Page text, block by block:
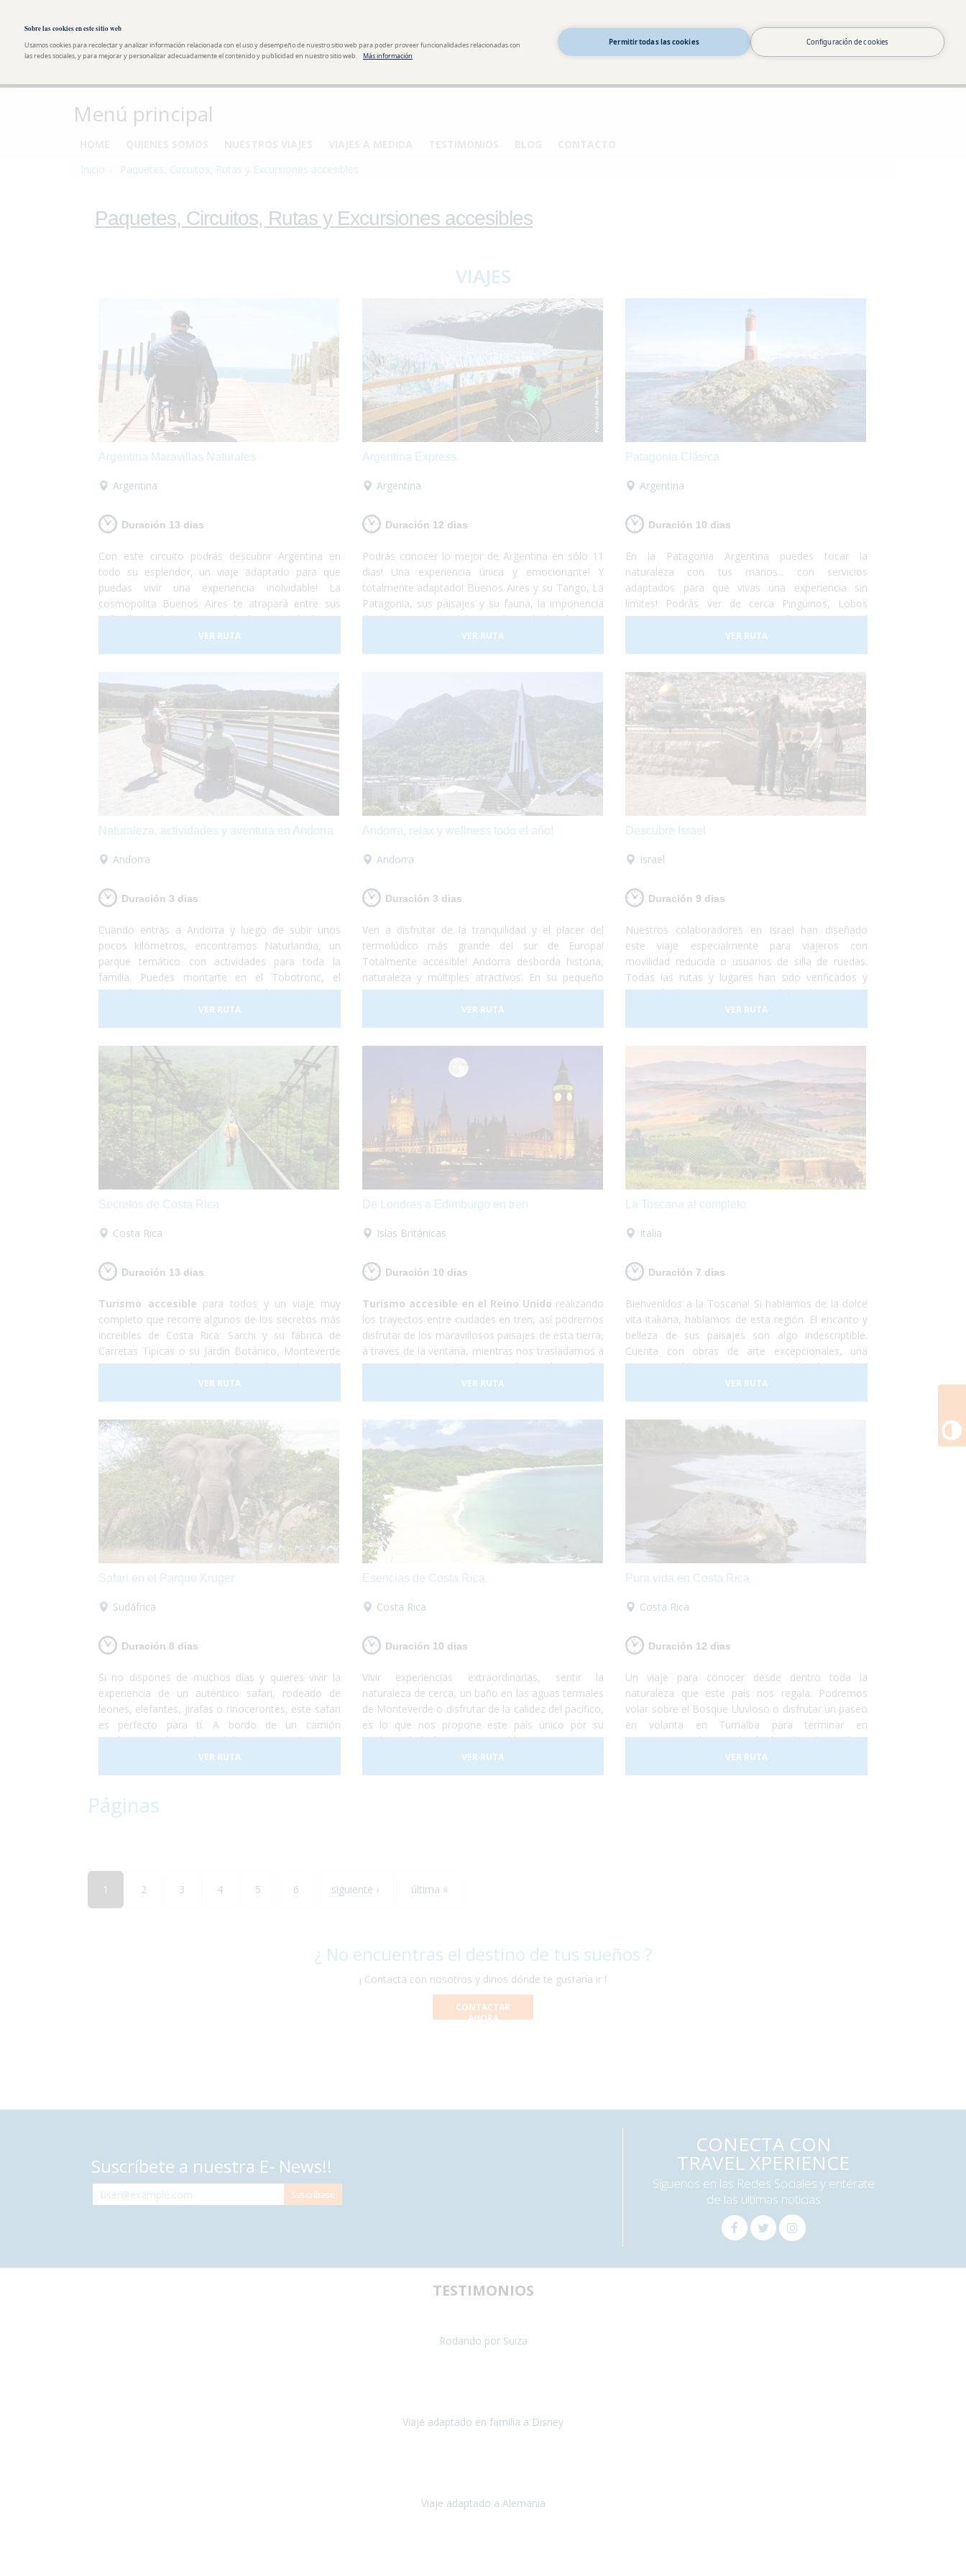
Sobre las cookies en este sitio web
Usamos cookies para recolectar y analizar información relacionada con el uso y desempeño de nuestro sitio web para poder proveer funcionalidades relacionadas con
las redes sociales, y para mejorar y personalizar adecuadamente el contenido y publicidad en nuestro sitio web.
Más información
Permitir todas las cookies Configuración de cookies
Menú principal
Inicio
Paquetes, Circuitos, Rutas y Excursiones accesibles
Paquetes, Circuitos, Rutas y Excursiones accesibles
VIAJES
Argentina Maravillas Naturales
Argentina
Duración 13 dias
Con este circuito podrás descubrir Argentina en
todo su esplendor, un viaje adaptado para que
puedas vivir una experiencia inolvidable! La
cosmopolita Buenos Aires te atrapará entre sus
calles llenas de historia y tradición, te quedarás con
la boca abierta contemplando la imponencia del
Glaciar Perito Moreno, te emocionarás al sentir la
disfrutar de la espectacularidad de las Cataratas del
Iguazú... Te animas? Turismo accesible con todas
las garantías!
VER RUTA
Argentina Express
Argentina
Duración 12 dias
Podrás conocer lo mejor de Argentina en sólo 11
dias! Una experiencia única y emocionante! Y
totalmente adaptado! Buenos Aires y su Tango, La
Patagonia, sus paisajes y su fauna, la imponencia
de las Cataratas del Iguazú, tradición, historia,
gastronomía y naturaleza, todo se conjuga para
hacer de este viaje una vivencia inolvidable!
VER RUTA
Patagonia Clásica
Argentina
Duración 10 dias
En la Patagonia Argentina puedes tocar la
naturaleza con tus manos... con servicios
adaptados para que vivas una experiencia sin
límites! Podrás ver de cerca Pingüinos, Lobos
Marinos, aves, Navegar con Ballenas... visitar el
Glaciar Perito Moreno o navegar las aguas del
Canal de Beagle... un viaje que no te dejará
VER RUTA
Naturaleza, actividades y aventura en Andorra
Andorra
Duración 3 dias
Cuando entras a Andorra y luego de subir unos
pocos kilómetros, encontramos Naturlandia, un
parque temático con actividades para toda la
familia. Puedes montarte en el Tobotronc, el
tobogán más largo del mundo, totalmente
accesible, también podrás disfrutar paseando por el
parque de animales donde encontrarás osos,
VER RUTA
Andorra, relax y wellness todo el año!
Andorra
Duración 3 dias
Ven a disfrutar de la tranquilidad y el placer del
termolúdico más grande del sur de Europa!
Totalmente accesible! Andorra desborda historia,
naturaleza y múltiples atractivos. En su pequeño
territorio encontrarás todo lo que te guste,
relajación en sus aguas termales, shopping en sus
tiendas y centros comerciales, disfrutar de su
montaña, todo lo que necesites, al alcance de tus
VER RUTA
Descubre Israel
Israel
Duración 9 dias
Nuestros colaboradores en Israel han diseñado
este viaje especialmente para viajeros con
movilidad reducida o usuarios de silla de ruedas.
Todas las rutas y lugares han sido verificados y
comprobados por personas del país que nos
garantizan su máxima accesibilidad!
VER RUTA
Secretos de Costa Rica
Costa Rica
Duración 13 dias
Turismo accesible para todos y un viaje muy
completo que recorre algunos de los secretos más
increibles de Costa Rica: Sarchi y su fábrica de
Carretas Típicas o su Jardín Botánico, Monteverde
con sus puentes colgantes y lugar de residencia del
Quetzal, el Volcan Arenal y sus aguas termales,
Sarapiqui con su naturaleza y el tour del chocolate
blanca de la costa caribeña.
VER RUTA
De Londres a Edimburgo en tren
Islas Británicas
Duración 10 dias
Turismo accesible en el Reino Unido realizando
los trayectos entre ciudades en tren, así podremos
disfrutar de los maravillosos paisajes de esta tierra,
a traves de la ventana, mientras nos trasladamos a
nuestro próximo destino.Londres, Liverpool y
, cultura, shopping, historia y
naturaleza. Un país completamente preparado para
realmente inolvidable.
VER RUTA
La Toscana al completo
Italia
Duración 7 dias
Bienvenidos a la Toscana! Si hablamos de la dolce
vita italiana, hablamos de esta región. El encanto y
belleza de sus paisajes son algo indescriptible.
Cuenta con obras de arte excepcionales, una
cocina increíble y paisajes interminables de viñedos,
alamedas y olivares. Un visita a uno de los museos
más importantes o una degustación de vinos y
VER RUTA
Safari en el Parque Kruger
Sudáfrica
Duración 8 dias
Si no dispones de muchos días y quieres vivir la
experiencia de un auténtico safari, rodeado de
leones, elefantes, jirafas o rinocerontes, este safari
es perfecto para tí. A bordo de un camión
totalmente adaptado podrás recorrer el Parque
Nacional Kruger, sin duda la reserva natural más
importante de África y dónde podrás sentir la
No te lo puedes perder!
VER RUTA
Esencias de Costa Rica
Costa Rica
Duración 10 dias
Vivir experiencias extraordinarias, sentir la
naturaleza de cerca, un baño en las aguas termales
de Monteverde o disfrutar de la calidez del pacífico,
es lo que nos propone este país único por su
biodiversidad. El turismo accesible en Costa Rica es
posible, sus hoteles adaptados y el trasporte a
nuestra disposición nos darán las garantías
VER RUTA
Pura vida en Costa Rica
Costa Rica
Duración 12 dias
Un viaje para conocer desde dentro toda la
naturaleza que este país nos regala. Podremos
volar sobre el Bosque Lluvioso o disfrutar un paseo
en volanta en Turrialba para terminar en
Tortuguero, un lugar rodeado de selva, de una flora
exuberante y una gran cantidad de animales como
monos, perezosos, tapires, entre otros.
VER RUTA
Páginas
1 2 3 4 5 6 siguiente › última »
¿ No encuentras el destino de tus sueños ?
¡ Contacta con nosotros y dinos dónde te gustaría ir !
CONTACTAR
AHORA
Suscríbete a nuestra E- News!!
CONECTA CON
TRAVEL XPERIENCE
Síguenos en las Redes Sociales y entérate
de las últimas noticias
TESTIMONIOS
Rodando por Suiza
Viaje adaptado en familia a Disney
Viaje adaptado a Alemania